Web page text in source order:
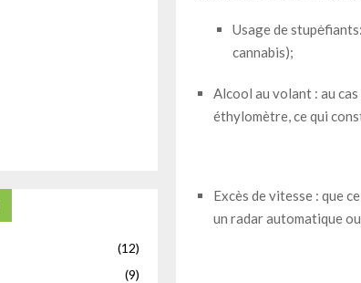
Usage de
cannabis);
Alcool au volant : au
éthylomètre, ce qui
Excès de vitesse : que
un radar automatique
(12)
(9)